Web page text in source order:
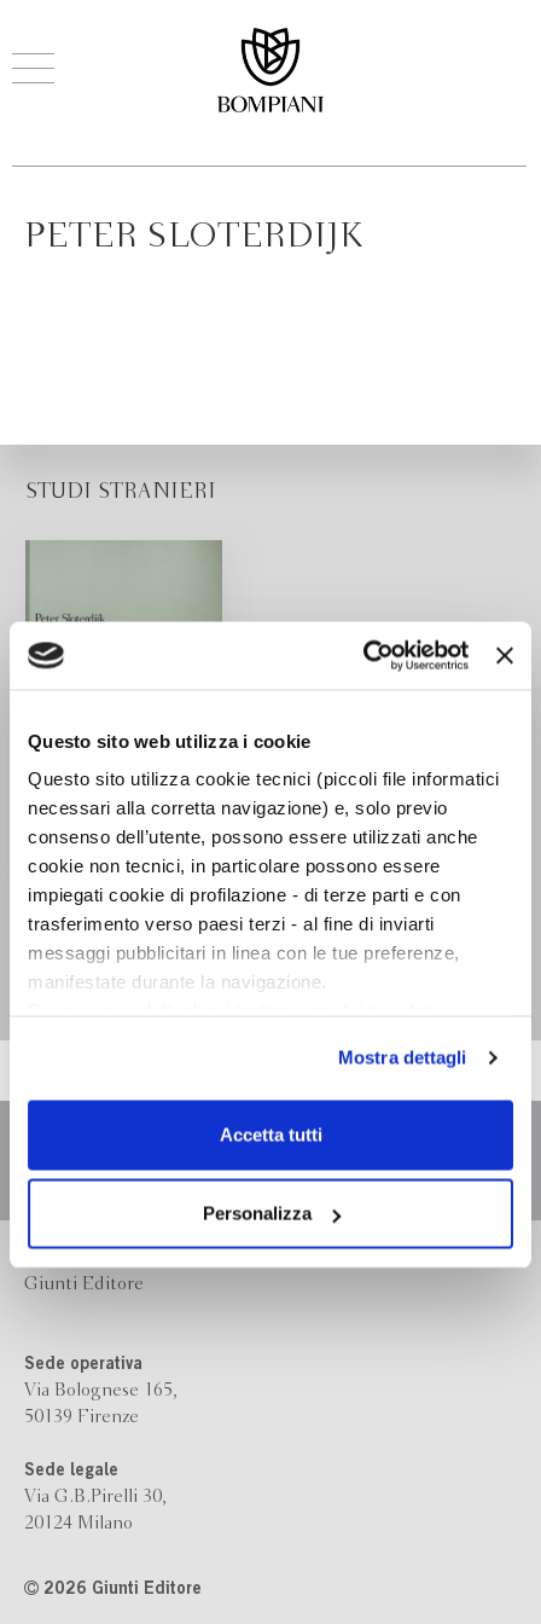
Questo sito web utilizza i cookie
Questo sito utilizza cookie tecnici (piccoli file informatici
necessari alla corretta navigazione) e, solo previo
consenso dell’utente, possono essere utilizzati anche
cookie non tecnici, in particolare possono essere
impiegati cookie di profilazione - di terze parti e con
trasferimento verso paesi terzi - al fine di inviarti
messaggi pubblicitari in linea con le tue preferenze,
manifestate durante la navigazione.
scelte privacy sui cookie, ti invitiamo a prendere visione
dell’informativa cookie.
Chiudendo il banner tramite la “X” prosegui la
dei soli cookie tecnici. Selezionando “Accetta tutti” presti
il tuo consenso alla profilazione che potrai revocare in
ogni momentoRevoca
Mostra dettagli
Accetta tutti
Personalizza
PETER SLOTERDIJK
STUDI STRANIERI
Non siamo ancora stati
salvati. Saggi dopo
Heidegger
Peter Sloterdijk
Giunti Editore
Sede operativa
Via Bolognese 165,
50139 Firenze
Sede legale
Via G.B.Pirelli 30,
20124 Milano
2026 Giunti Editore